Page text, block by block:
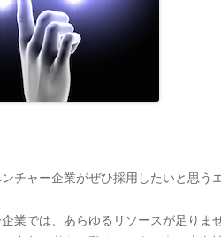
チャー企業がぜひ採用したいと思う
業では、あらゆるリソースが足り